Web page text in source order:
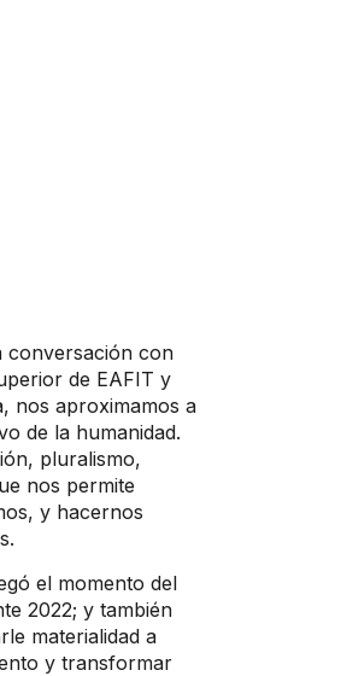
conversación con
de EAFIT y
nos aproximamos a
de la humanidad.
pluralismo,
nos permite
y hacernos
el momento del
2022; y también
materialidad a
y transformar